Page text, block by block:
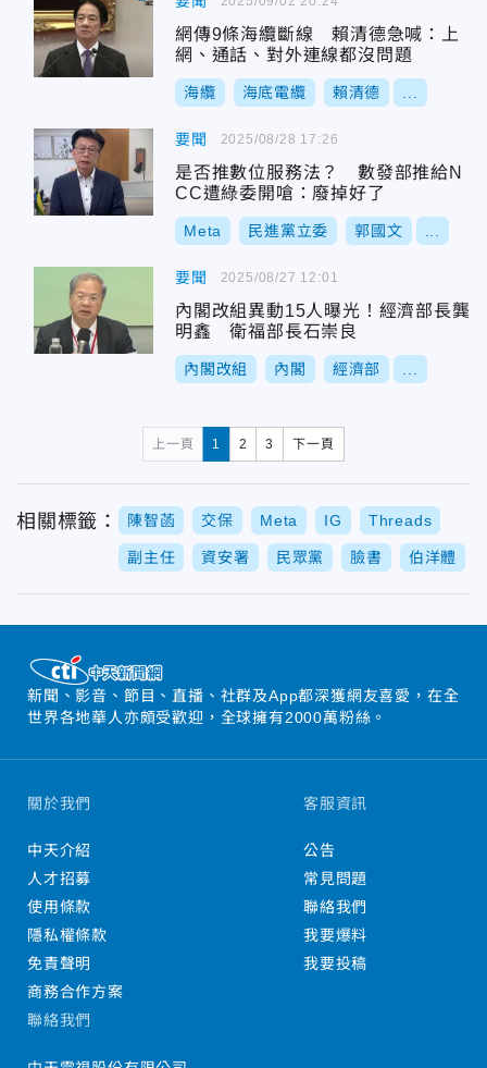
網傳9條海纜斷線 賴清德急喊：上
網、通話、對外連線都沒問題
海纜 海底電纜 賴清德
要聞
是否推數位服務法？ 數發部推給N
CC遭綠委開嗆：廢掉好了
Meta 民進黨立委 郭國文
2025/08/28 17:26
要聞
內閣改組異動15人曝光！經濟部長龔
明鑫 衛福部長石崇良
內閣改組 內閣 經濟部
2025/08/27 12:01
上一頁 1 2 3 下一頁
相關標籤： 陳智菡 交保 Meta IG Threads
副主任 資安署 民眾黨 臉書 伯洋體
新聞、影音、節目、直播、社群及App都深獲網友喜愛，在全
世界各地華人亦頗受歡迎，全球擁有2000萬粉絲。
關於我們
中天介紹
人才招募
使用條款
隱私權條款
免責聲明
商務合作方案
客服資訊
公告
常見問題
聯絡我們
我要爆料
我要投稿
聯絡我們